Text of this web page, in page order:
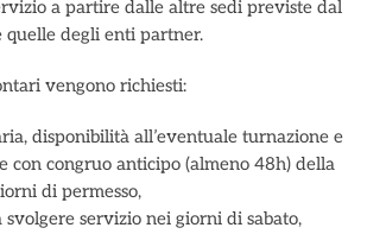
a partire dalle altre sedi previste dal
quelle degli enti partner.
vengono richiesti:
disponibilità all’eventuale turnazione e
con congruo anticipo (almeno 48h) della
di permesso,
servizio nei giorni di sabato,